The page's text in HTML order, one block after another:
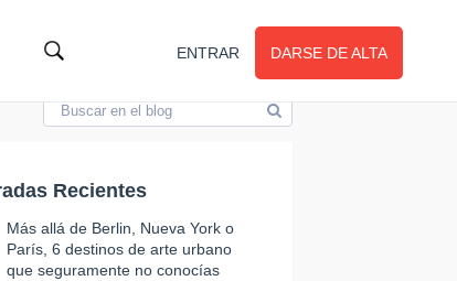
ENTRAR DARSE DE ALTA
Recientes
Más allá de Berlin, Nueva York o
París, 6 destinos de arte urbano
que seguramente no conocías